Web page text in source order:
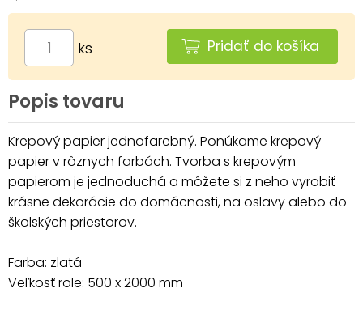
ks Pridať do košíka
Popis tovaru
Krepový papier jednofarebný. Ponúkame krepový
papier v rôznych farbách. Tvorba s krepovým
papierom je jednoduchá a môžete si z neho vyrobiť
krásne dekorácie do domácnosti, na oslavy alebo do
školských priestorov.
Farba: zlatá
Veľkosť role: 500 x 2000 mm